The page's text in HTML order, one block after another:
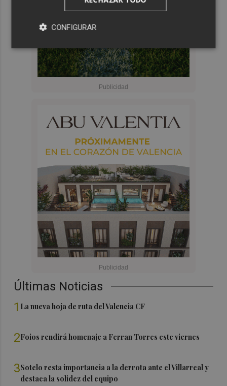
Últimas Noticias
1 La nueva hoja de ruta del Valencia CF
2Foios rendirá homenaje a Ferran Torres este viernes
3Sotelo resta importancia a la derrota ante el Villarreal y
destaca la solidez del equipo
CONFIGURAR